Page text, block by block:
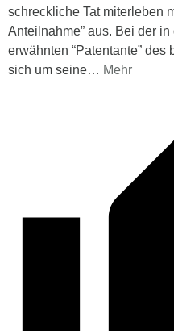
schreckliche Tat miterleben
Anteilnahme” aus. Bei der
erwähnten “Patentante”
sich um seine… Mehr